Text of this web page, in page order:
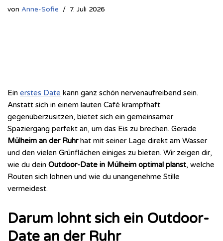
von Anne-Sofie 7. Juli 2026
Ein erstes Date kann ganz schön nervenaufreibend sein.
Anstatt sich in einem lauten Café krampfhaft
gegenüberzusitzen, bietet sich ein gemeinsamer
Spaziergang perfekt an, um das Eis zu brechen. Gerade
Mülheim an der Ruhrhat mit seiner Lage direkt am Wasser
und den vielen Grünflächen einiges zu bieten. Wir zeigen dir,
wie du dein Outdoor-Date in Mülheim optimal planst, welche
Routen sich lohnen und wie du unangenehme Stille
vermeidest.
Darum lohnt sich ein Outdoor-
Date an der Ruhr